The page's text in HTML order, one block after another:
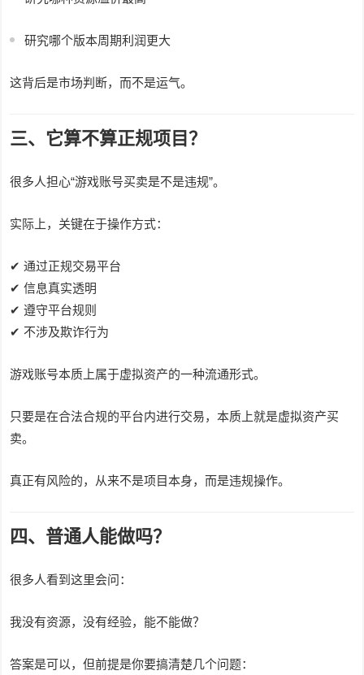
研究哪个版本周期利润更大
这背后是市场判断，而不是运气。
三、它算不算正规项目？
很多人担心“游戏账号买卖是不是违规”。
实际上，关键在于操作方式：
✔ 通过正规交易平台
✔ 信息真实透明
✔ 遵守平台规则
✔ 不涉及欺诈行为
游戏账号本质上属于虚拟资产的一种流通形式。
只要是在合法合规的平台内进行交易，本质上就是虚拟资产买
卖。
真正有风险的，从来不是项目本身，而是违规操作。
四、普通人能做吗？
很多人看到这里会问：
我没有资源，没有经验，能不能做？
答案是可以，但前提是你要搞清楚几个问题：